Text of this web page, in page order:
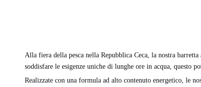
Alla fiera della pesca nella Repubblica Ceca, la nostra
soddisfare le esigenze uniche di lunghe ore in acqua, questo
Realizzate con una formula ad alto contenuto energetico, le